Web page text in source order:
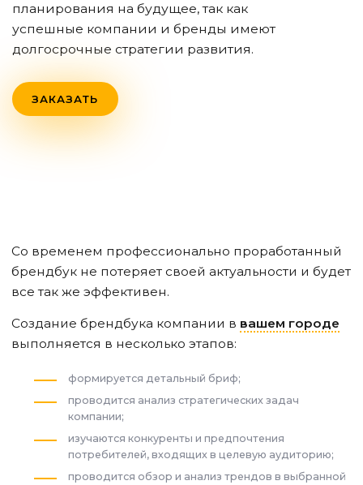
планирования на будущее, так как
успешные компании и бренды имеют
долгосрочные стратегии развития.
ЗАКАЗАТЬ
Со временем профессионально проработанный
брендбук не потеряет своей актуальности и будет
все так же эффективен.
Создание брендбука компании в вашем городе
выполняется в несколько этапов:
формируется детальный бриф;
проводится анализ стратегических задач
компании;
изучаются конкуренты и предпочтения
потребителей, входящих в целевую аудиторию;
проводится обзор и анализ трендов в выбранной